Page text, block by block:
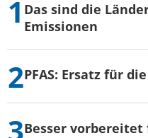
Das sind die
Emissionen
PFAS: Ersatz für
Besser